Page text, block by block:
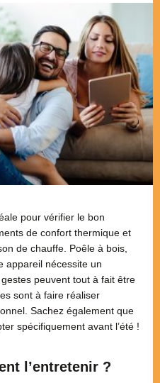
pour vérifier le bon
de confort thermique et
de chauffe. Poêle à bois,
appareil nécessite un
peuvent tout à fait être
sont à faire réaliser
Sachez également que
spécifiquement avant l’été !
l’entretenir ?